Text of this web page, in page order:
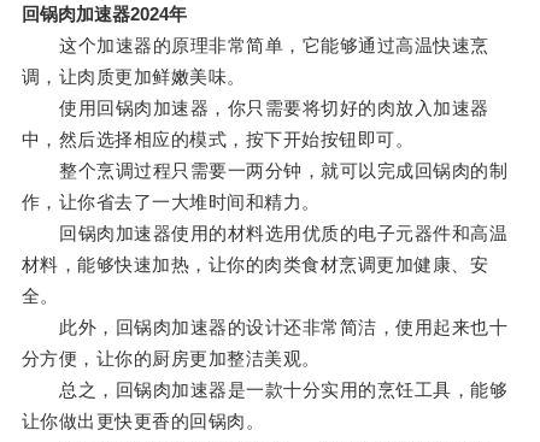
回锅肉加速器2024年
这个加速器的原理非常简单，它能够通过高温快速烹
调，让肉质更加鲜嫩美味。
使用回锅肉加速器，你只需要将切好的肉放入加速器
中，然后选择相应的模式，按下开始按钮即可。
整个烹调过程只需要一两分钟，就可以完成回锅肉的制
作，让你省去了一大堆时间和精力。
回锅肉加速器使用的材料选用优质的电子元器件和高温
材料，能够快速加热，让你的肉类食材烹调更加健康、安
全。
此外，回锅肉加速器的设计还非常简洁，使用起来也十
分方便，让你的厨房更加整洁美观。
总之，回锅肉加速器是一款十分实用的烹饪工具，能够
让你做出更快更香的回锅肉。